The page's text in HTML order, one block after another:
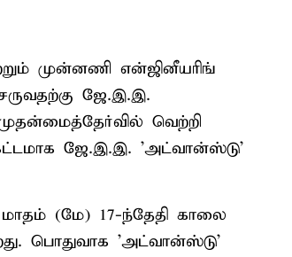
முன்னணி என்ஜினீயரிங்
ஜே.இ.இ.
வெற்றி
ஜே.இ.இ. 'அட்வான்ஸ்டு'
(மே) 17-ந்தேதி காலை
பொதுவாக 'அட்வான்ஸ்டு'